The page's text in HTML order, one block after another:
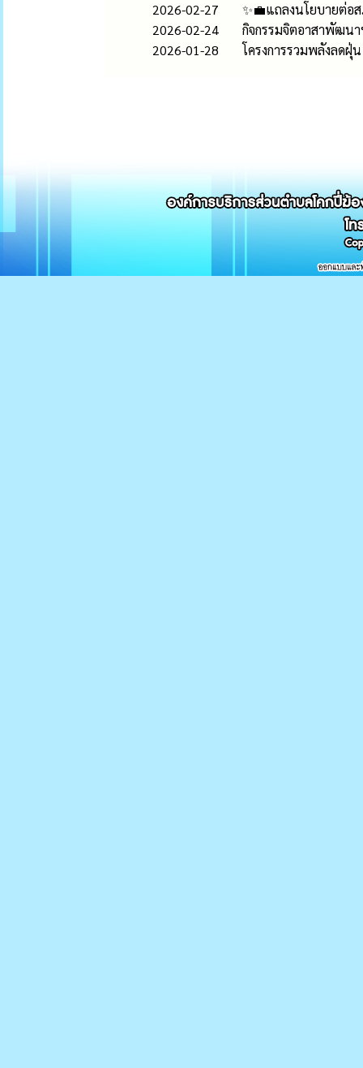
2026-02-27
✨💼แถลงนโยบายต่อ
2026-02-24
กิจกรรมจิตอาสาพัฒน
2026-01-28
โครงการรวมพลังลดฝุ่